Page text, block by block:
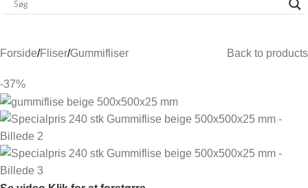
Forside/Fliser/Gummifliser Back to products
-37%